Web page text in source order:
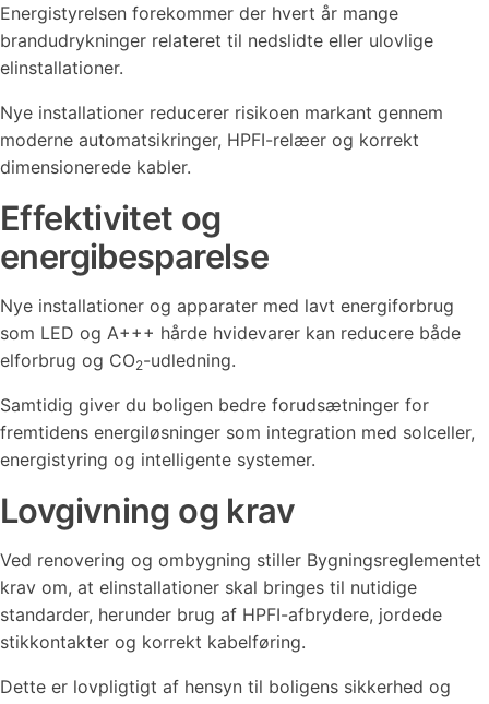
Energistyrelsen forekommer der hvert år mange
brandudrykninger relateret til nedslidte eller ulovlige
elinstallationer.
Nye installationer reducerer risikoen markant gennem
moderne automatsikringer, HPFI-relæer og korrekt
dimensionerede kabler.
Effektivitet og
energibesparelse
Nye installationer og apparater med lavt energiforbrug
som LED og A+++ hårde hvidevarer kan reducere både
elforbrug og CO2-udledning.
Samtidig giver du boligen bedre forudsætninger for
fremtidens energiløsninger som integration med solceller,
energistyring og intelligente systemer.
Lovgivning og krav
Ved renovering og ombygning stiller Bygningsreglementet
krav om, at elinstallationer skal bringes til nutidige
standarder, herunder brug af HPFI-afbrydere, jordede
stikkontakter og korrekt kabelføring.
Dette er lovpligtigt af hensyn til boligens sikkerhed og